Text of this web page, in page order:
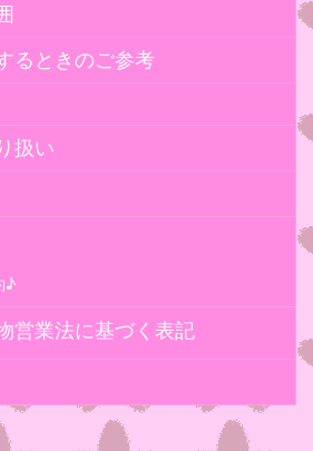
るときのご参考
扱い
♪
営業法に基づく表記